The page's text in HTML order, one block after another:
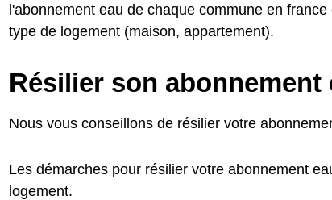
l'abonnement eau de chaque commune en
type de logement (maison, appartement).
Résilier son abonnement
Nous vous conseillons de résilier votre
Les démarches pour résilier votre abonnement
logement.